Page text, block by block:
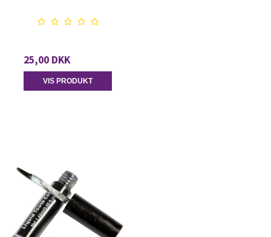
25,00 DKK
VIS PRODUKT